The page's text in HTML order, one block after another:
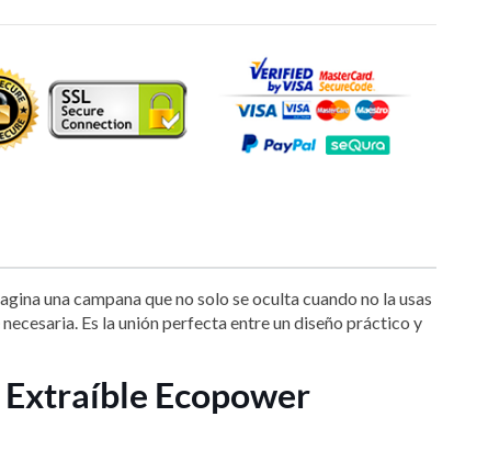
una campana que no solo se oculta cuando no la usas
Es la unión perfecta entre un diseño práctico y
Extraíble Ecopower